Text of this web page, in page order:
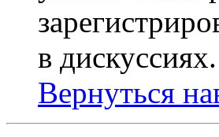
в дискуссиях.
Вернуться